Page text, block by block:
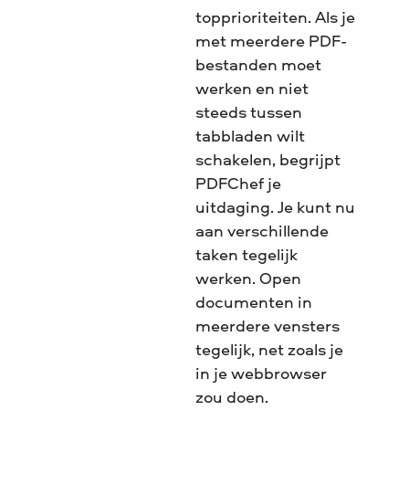
topprioriteiten. Als je
met meerdere PDF-
bestanden moet
werken en niet
steeds tussen
tabbladen wilt
schakelen, begrijpt
PDFChef je
uitdaging. Je kunt nu
aan verschillende
taken tegelijk
werken. Open
documenten in
meerdere vensters
tegelijk, net zoals je
in je webbrowser
zou doen.